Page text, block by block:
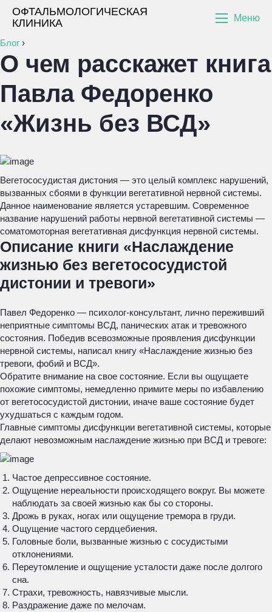
ОФТАЛЬМОЛОГИЧЕСКАЯ
КЛИНИКА
Меню
Блог ›
О чем расскажет книга
Павла Федоренко
«Жизнь без ВСД»
Вегетососудистая дистония — это целый комплекс нарушений,
вызванных сбоями в функции вегетативной нервной системы.
Данное наименование является устаревшим. Современное
название нарушений работы нервной вегетативной системы —
соматомоторная вегетативная дисфункция нервной системы.
Описание книги «Наслаждение
жизнью без вегетососудистой
дистонии и тревоги»
Павел Федоренко — психолог-консультант, лично переживший
неприятные симптомы ВСД, панических атак и тревожного
состояния. Победив всевозможные проявления дисфункции
нервной системы, написал книгу «Наслаждение жизнью без
тревоги, фобий и ВСД».
Обратите внимание на свое состояние. Если вы ощущаете
похожие симптомы, немедленно примите меры по избавлению
от вегетососудистой дистонии, иначе ваше состояние будет
ухудшаться с каждым годом.
Главные симптомы дисфункции вегетативной системы, которые
делают невозможным наслаждение жизнью при ВСД и тревоге:
Частое депрессивное состояние.
Ощущение нереальности происходящего вокруг. Вы можете
наблюдать за своей жизнью как бы со стороны.
Дрожь в руках, ногах или ощущение тремора в груди.
Ощущение частого сердцебиения.
Головные боли, вызванные жизнью с сосудистыми
отклонениями.
Переутомление и ощущение усталости даже после долгого
сна.
Страхи, тревожность, навязчивые мысли.
Раздражение даже по мелочам.